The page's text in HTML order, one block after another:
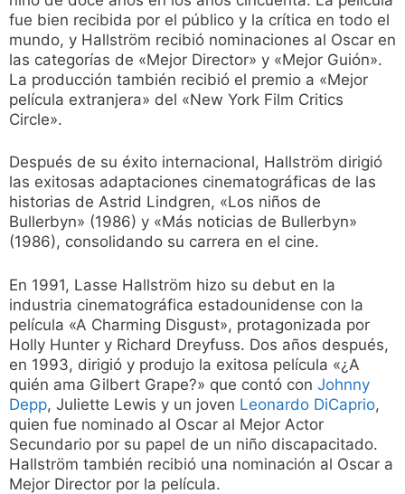
fue bien recibida por el público y la crítica en todo el
mundo, y Hallström recibió nominaciones al Oscar en
las categorías de «Mejor Director» y «Mejor Guión».
La producción también recibió el premio a «Mejor
película extranjera» del «New York Film Critics
Circle».
Después de su éxito internacional, Hallström dirigió
las exitosas adaptaciones cinematográficas de las
historias de Astrid Lindgren, «Los niños de
Bullerbyn» (1986) y «Más noticias de Bullerbyn»
(1986), consolidando su carrera en el cine.
En 1991, Lasse Hallström hizo su debut en la
industria cinematográfica estadounidense con la
película «A Charming Disgust», protagonizada por
Holly Hunter y Richard Dreyfuss. Dos años después,
en 1993, dirigió y produjo la exitosa película «¿A
quién ama Gilbert Grape?» que contó con Johnny
Depp, Juliette Lewis y un joven Leonardo DiCaprio,
quien fue nominado al Oscar al Mejor Actor
Secundario por su papel de un niño discapacitado.
Hallström también recibió una nominación al Oscar a
Mejor Director por la película.